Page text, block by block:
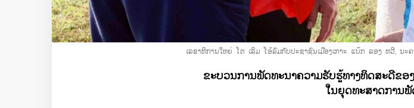
ເລຂາທິການໃຫຍ່ ໂຕ ເລິມ ໂອ້ລົມກັບປະຊາຊົນເມືອງເກາະ ແບ໊ກ ລອງ ຫວີ, ນະ
ຂະ​ບວນ​ການພັດທະນາ​ຄວາມ​ຮັບ​ຮູ້​ທາງ​ທິດ​ສະ​ດີ​ຂ
ໃນ​ຍຸດ​ທະ​ສາດການ​